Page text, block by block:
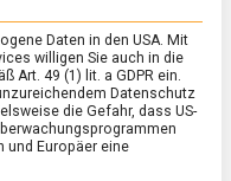
/WISSEN
Daten in den USA. Mit
willigen Sie auch in die
Art. 49 (1) lit. a GDPR ein.
Datenschutz
die Gefahr, dass US-
und Europäer eine